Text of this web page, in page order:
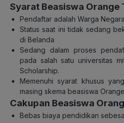
Syarat Beasiswa Orange
Pendaftar adalah Warga
Status saat ini tidak sedang
di Belanda
Sedang dalam proses
pada salah satu universitas
Scholarship.
Memenuhi syarat khusus
masing skema beasiswa
Cakupan Beasiswa
Bebas biaya pendidikan